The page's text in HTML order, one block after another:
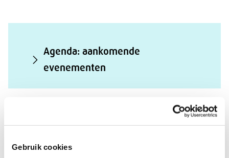
Gebruik cookies
Agenda: aankomende
evenementen